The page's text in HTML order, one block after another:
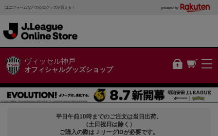
ユニフォームなどの公式グッズが買える！ powered by
ヴィッセル神戸
オフィシャルグッズショップ
平日午前10時までのご注文は当日出荷。
（土日祝日は除く）
ご購入の際はＪリーグIDが必要です。